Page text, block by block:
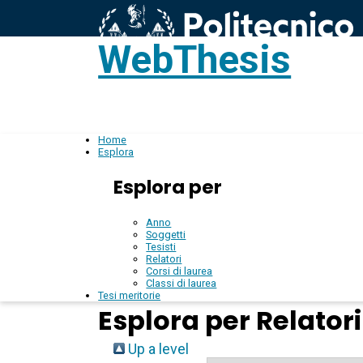
WebThesis
Home
Esplora
Esplora per
Anno
Soggetti
Tesisti
Relatori
Corsi di laurea
Classi di laurea
Tesi meritorie
Esplora per Relatori
Up a level